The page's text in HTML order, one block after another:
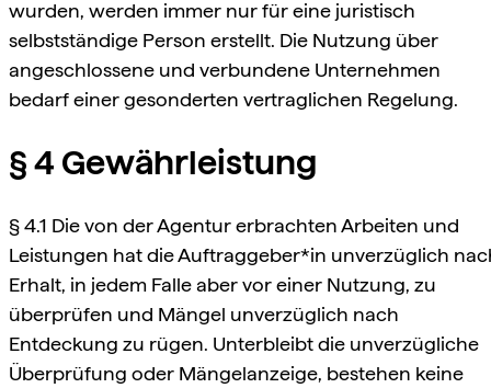
wurden, werden immer nur für eine juristisch
selbstständige Person erstellt. Die Nutzung über
angeschlossene und verbundene Unternehmen
bedarf einer gesonderten vertraglichen Regelung.
§ 4 Gewährleistung
§ 4.1 Die von der Agentur erbrachten Arbeiten und
Leistungen hat die Auftraggeber*in unverzüglich
Erhalt, in jedem Falle aber vor einer Nutzung, zu
überprüfen und Mängel unverzüglich nach
Entdeckung zu rügen. Unterbleibt die unverzügliche
Überprüfung oder Mängelanzeige, bestehen keine